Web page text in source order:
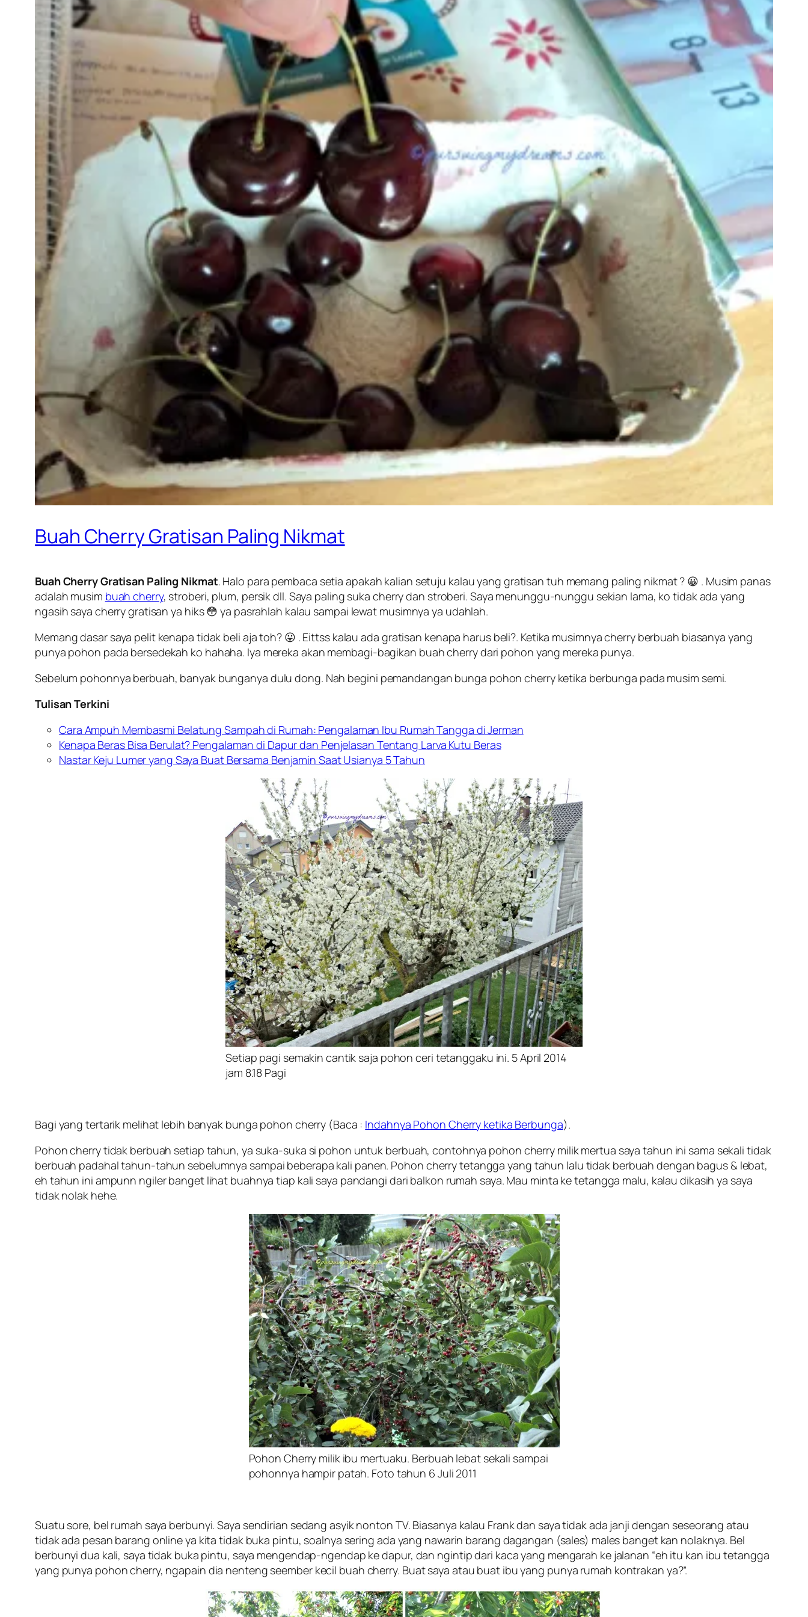
Buah Cherry Gratisan Paling Nikmat
Buah Cherry Gratisan Paling Nikmat. Halo para pembaca setia apakah kalian setuju kalau yang gratisan tuh memang paling nikmat ? 😀 . Musim panas
adalah musim buah cherry, stroberi, plum, persik dll. Saya paling suka cherry dan stroberi. Saya menunggu-nunggu sekian lama, ko tidak ada yang
ngasih saya cherry gratisan ya hiks 😳 ya pasrahlah kalau sampai lewat musimnya ya udahlah.
Memang dasar saya pelit kenapa tidak beli aja toh? 😛 . Eittss kalau ada gratisan kenapa harus beli?. Ketika musimnya cherry berbuah biasanya yang
punya pohon pada bersedekah ko hahaha. Iya mereka akan membagi-bagikan buah cherry dari pohon yang mereka punya.
Sebelum pohonnya berbuah, banyak bunganya dulu dong. Nah begini pemandangan bunga pohon cherry ketika berbunga pada musim semi.
Tulisan Terkini
Cara Ampuh Membasmi Belatung Sampah di Rumah: Pengalaman Ibu Rumah Tangga di Jerman
Kenapa Beras Bisa Berulat? Pengalaman di Dapur dan Penjelasan Tentang Larva Kutu Beras
Nastar Keju Lumer yang Saya Buat Bersama Benjamin Saat Usianya 5 Tahun
Setiap pagi semakin cantik saja pohon ceri tetanggaku ini. 5 April 2014
jam 8.18 Pagi
Bagi yang tertarik melihat lebih banyak bunga pohon cherry (Baca : Indahnya Pohon Cherry ketika Berbunga).
Pohon cherry tidak berbuah setiap tahun, ya suka-suka si pohon untuk berbuah, contohnya pohon cherry milik mertua saya tahun ini sama sekali tidak
berbuah padahal tahun-tahun sebelumnya sampai beberapa kali panen. Pohon cherry tetangga yang tahun lalu tidak berbuah dengan bagus & lebat,
eh tahun ini ampunn ngilerbanget lihat buahnya tiap kali saya pandangi dari balkon rumah saya. Mau minta ke tetangga malu, kalau dikasih ya saya
tidak nolak hehe.
Pohon Cherry milik ibu mertuaku. Berbuah lebat sekali sampai
pohonnya hampir patah. Foto tahun 6 Juli 2011
Suatu sore, bel rumah saya berbunyi. Saya sendirian sedang asyik nonton TV. Biasanya kalau Frank dan saya tidak ada janji dengan seseorang atau
tidak ada pesan barang online ya kita tidak buka pintu, soalnya sering ada yang nawarin barang dagangan (sales) males banget kan nolaknya. Bel
berbunyi dua kali, saya tidak buka pintu, saya mengendap-ngendap ke dapur, dan ngintip dari kaca yang mengarah ke jalanan “eh itu kan ibu tetangga
yang punya pohon cherry, ngapain dia nenteng seember kecil buah cherry. Buat saya atau buat ibu yang punya rumah kontrakan ya?”.